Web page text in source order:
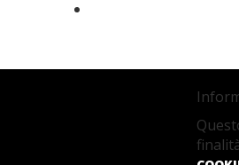
081 7640032
081 18779805
081 2451769